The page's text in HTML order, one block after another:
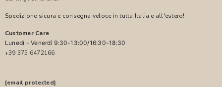
Spedizione sicura e consegna veloce in tutta Italia e all'estero!
Customer Care
Lunedì - Venerdì 9:30-13:00/16:30-18:30
+39 375 6472166
[email protected]